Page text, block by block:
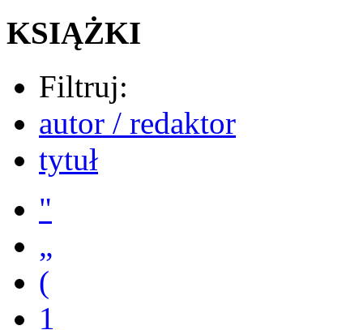
KSIĄŻKI
Filtruj:
autor / redaktor
tytuł
"
„
(
1